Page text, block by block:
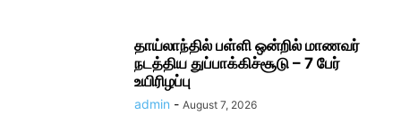
தாய்லாந்தில் பள்ளி ஒன்றில் மாணவர்
நடத்திய துப்பாக்கிச்சூடு – 7 பேர்
உயிரிழப்பு
admin - August 7, 2026